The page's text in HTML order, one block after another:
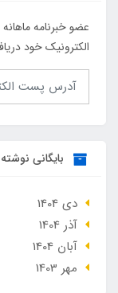
عضو خبرنامه
الکترونیک خود
بایگانی
دی 1404
آذر 1404
آبان 1404
مهر 1403